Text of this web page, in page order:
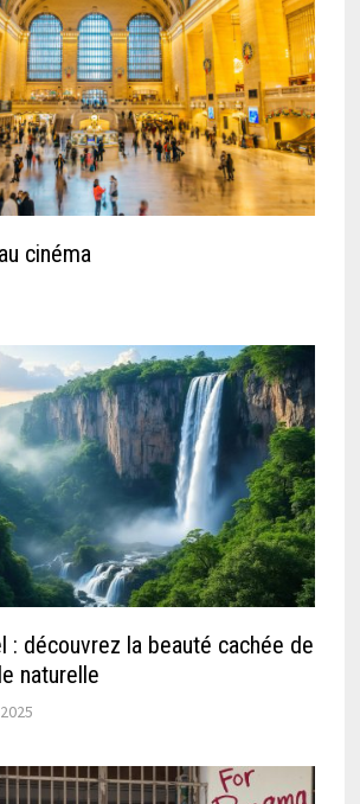
cinéma
: découvrez la beauté cachée de
naturelle